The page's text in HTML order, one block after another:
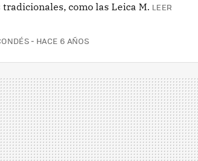
tradicionales, como las Leica M. LEER
HACE 6 AÑOS